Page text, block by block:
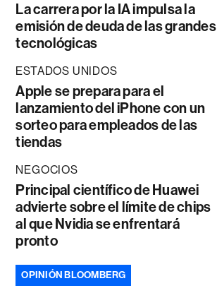
La carrera por la IA impulsa la
emisión de deuda de las grandes
tecnológicas
ESTADOS UNIDOS
Apple se prepara para el
lanzamiento del iPhone con un
sorteo para empleados de las
tiendas
NEGOCIOS
Principal científico de Huawei
advierte sobre el límite de chips
al que Nvidia se enfrentará
pronto
OPINIÓN BLOOMBERG